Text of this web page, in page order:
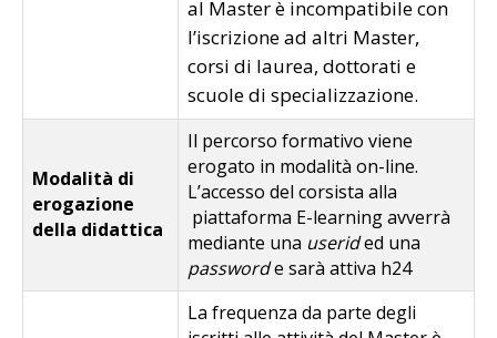
al Master è incompatibile con
l’iscrizione ad altri Master,
corsi di laurea, dottorati e
scuole di specializzazione.
Modalità di
erogazione
della didattica
Il percorso formativo viene
erogato in modalità on-line.
L’accesso del corsista alla
piattaforma E-learning avverrà
mediante una userided una
passworde sarà attiva h24
La frequenza da parte degli